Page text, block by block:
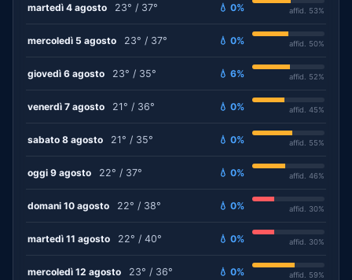
martedì 4 agosto 23° / 37° 💧 0% affid. 53%
mercoledì 5 agosto 23° / 37° 💧 0% affid. 50%
giovedì 6 agosto 23° / 35° 💧 6% affid. 52%
venerdì 7 agosto 21° / 36° 💧 0% affid. 45%
sabato 8 agosto 21° / 35° 💧 0% affid. 55%
oggi 9 agosto 22° / 37° 💧 0% affid. 46%
domani 10 agosto 22° / 38° 💧 0% affid. 30%
martedì 11 agosto 22° / 40° 💧 0% affid. 30%
mercoledì 12 agosto 23° / 36° 💧 0% affid. 59%